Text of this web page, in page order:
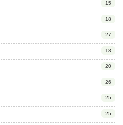
15
18
27
18
20
26
25
25